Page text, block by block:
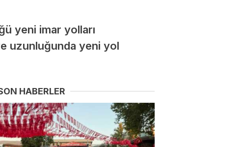
yeni imar yolları
uzunluğunda yeni yol
HABERLER